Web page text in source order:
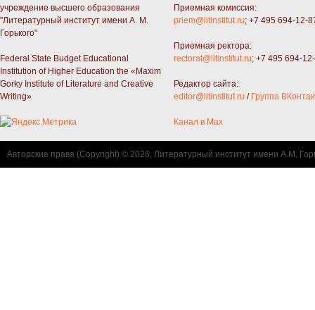
учреждение высшего образования
"Литературный институт имени А. М.
Горького"
Federal State Budget Educational
Institution of Higher Education the «Maxim
Gorky Institute of Literature and Creative
Writing»
Приемная комиссия:
priem@litinstitut.ru; +7 495 694-12-
Приемная ректора:
rectorat@litinstitut.ru; +7 495 694-
Редактор сайта:
editor@litinstitut.ru / Группа
Канал в Max
Авторские права (Copyright) © 2026, Литературный институт имени А.М.